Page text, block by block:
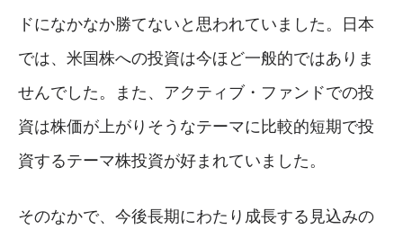
ドになかなか勝てないと思われていました。日本
では、米国株への投資は今ほど一般的ではありま
せんでした。また、アクティブ・ファンドでの投
資は株価が上がりそうなテーマに比較的短期で投
資するテーマ株投資が好まれていました。
そのなかで、今後長期にわたり成長する見込みの